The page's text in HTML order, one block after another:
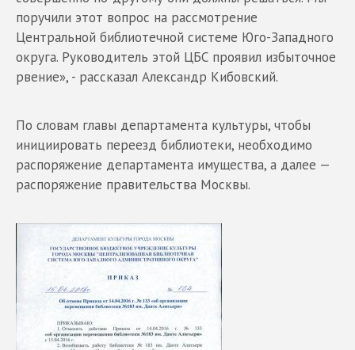
поручили этот вопрос на рассмотрение
Центральной библиотечной системе Юго-Западного
округа. Руководитель этой ЦБС проявил избыточное
рвение», - рассказал Александр Кибовский.
По словам главы департамента культуры, чтобы
инициировать переезд библиотеки, необходимо
распоряжение департамента имущества, а далее —
распоряжение правительства Москвы.